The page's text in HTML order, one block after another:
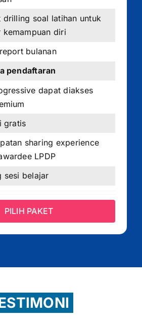
drilling soal latihan untuk
kemampuan diri
bulanan
pendaftaran
dapat diakses
gratis
sharing experience
LPDP
sesi belajar
PILIH PAKET